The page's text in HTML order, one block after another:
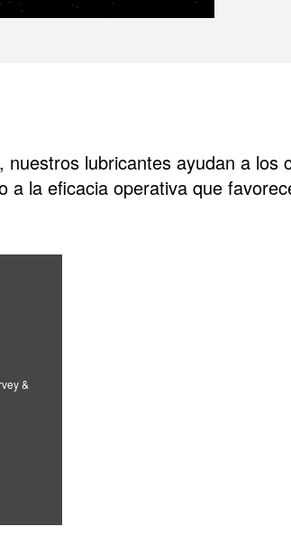
lubricantes ayudan a los
la eficacia operativa que
&